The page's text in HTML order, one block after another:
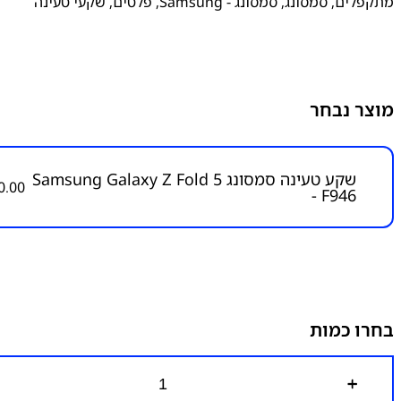
מוצר נבחר
שקע טעינה סמסונג Samsung Galaxy Z Fold 5
- F946
בחרו כמות